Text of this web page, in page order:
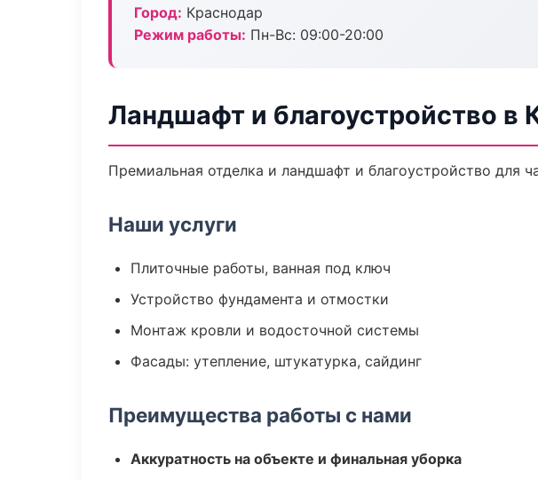
Город: Краснодар
Режим работы: Пн-Вс: 09:00-20:00
Ландшафт и благоустройство в
Премиальная отделка и ландшафт и благоустройство для
Наши услуги
Плиточные работы, ванная под ключ
Устройство фундамента и отмостки
Монтаж кровли и водосточной системы
Фасады: утепление, штукатурка, сайдинг
Преимущества работы с нами
Аккуратность на объекте и финальная уборка